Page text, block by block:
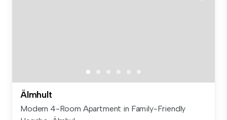
Älmhult
Modern 4-Room Apartment in Family-Friendly